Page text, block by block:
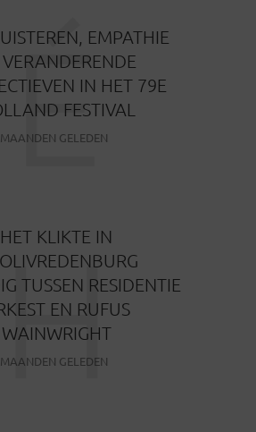
EMPATHIE
IN HET 79E
FESTIVAL
GELEDEN
É
HET KLIKTE IN
TUSSEN RESIDENTIE
EN RUFUS
WAINWRIGHT
GELEDEN
H